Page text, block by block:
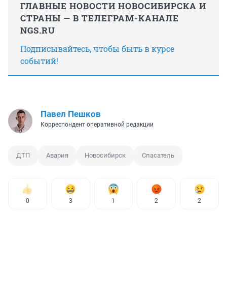
ГЛАВНЫЕ НОВОСТИ НОВОСИБИРСКА И
СТРАНЫ — В ТЕЛЕГРАМ-КАНАЛЕ
NGS.RU
Подписывайтесь, чтобы быть в курсе
событий!
Павел Пешков
Корреспондент оперативной редакции
ДТП Авария Новосибирск Спасатель
0 3 1 2 2